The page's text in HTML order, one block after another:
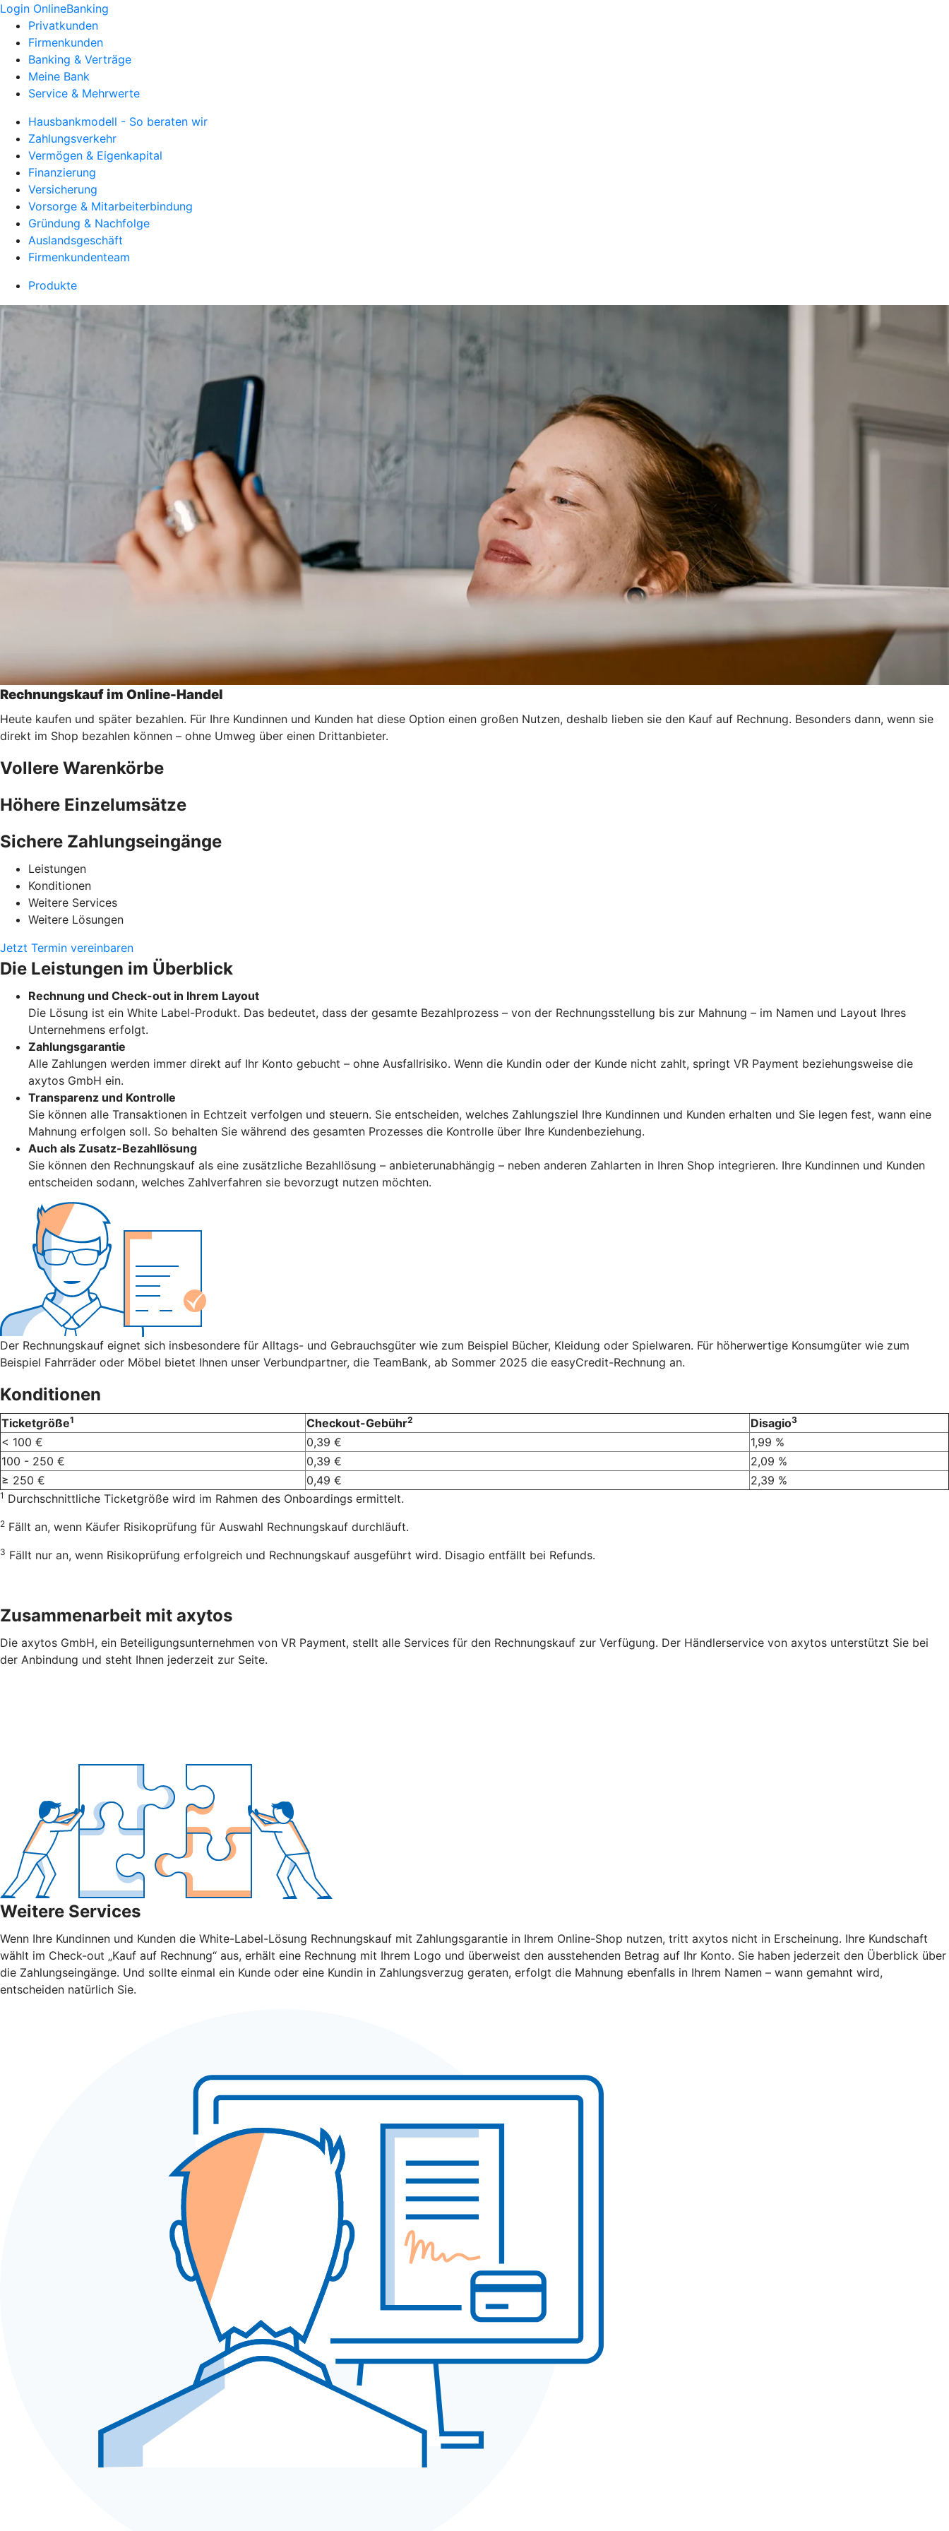
Login OnlineBanking
Privatkunden
Firmenkunden
Banking & Verträge
Meine Bank
Service & Mehrwerte
Hausbankmodell - So beraten wir
Zahlungsverkehr
Vermögen & Eigenkapital
Finanzierung
Versicherung
Vorsorge & Mitarbeiterbindung
Gründung & Nachfolge
Auslandsgeschäft
Firmenkundenteam
Produkte
Rechnungskauf im Online-Handel
Heute kaufen und später bezahlen. Für Ihre Kundinnen und Kunden hat diese Option einen großen Nutzen, deshalb lieben sie den Kauf auf Rechnung. Besonders dann, wenn sie
direkt im Shop bezahlen können – ohne Umweg über einen Drittanbieter.
Vollere Warenkörbe
Höhere Einzelumsätze
Sichere Zahlungseingänge
Leistungen
Konditionen
Weitere Services
Weitere Lösungen
Jetzt Termin vereinbaren
Die Leistungen im Überblick
Rechnung und Check-out in Ihrem Layout
Die Lösung ist ein White Label-Produkt. Das bedeutet, dass der gesamte Bezahlprozess – von der Rechnungsstellung bis zur Mahnung – im Namen und Layout Ihres
Unternehmens erfolgt.
Zahlungsgarantie
Alle Zahlungen werden immer direkt auf Ihr Konto gebucht – ohne Ausfallrisiko. Wenn die Kundin oder der Kunde nicht zahlt, springt VR Payment beziehungsweise die
axytos GmbH ein.
Transparenz und Kontrolle
Sie können alle Transaktionen in Echtzeit verfolgen und steuern. Sie entscheiden, welches Zahlungsziel Ihre Kundinnen und Kunden erhalten und Sie legen fest, wann eine
Mahnung erfolgen soll. So behalten Sie während des gesamten Prozesses die Kontrolle über Ihre Kundenbeziehung.
Auch als Zusatz-Bezahllösung
Sie können den Rechnungskauf als eine zusätzliche Bezahllösung – anbieterunabhängig – neben anderen Zahlarten in Ihren Shop integrieren. Ihre Kundinnen und Kunden
entscheiden sodann, welches Zahlverfahren sie bevorzugt nutzen möchten.
Der Rechnungskauf eignet sich insbesondere für Alltags- und Gebrauchsgüter wie zum Beispiel Bücher, Kleidung oder Spielwaren. Für höherwertige Konsumgüter wie zum
Beispiel Fahrräder oder Möbel bietet Ihnen unser Verbundpartner, die TeamBank, ab Sommer 2025 die easyCredit-Rechnung an.
Konditionen
Ticketgröße1 Checkout-Gebühr2 Disagio3
< 100 € 0,39 €
1,99 %
100 - 250 €
0,39 €
2,09 %
≥ 250 €
0,49 € 2,39 %
1 Durchschnittliche Ticketgröße wird im Rahmen des Onboardings ermittelt.
2 Fällt an, wenn Käufer Risikoprüfung für Auswahl Rechnungskauf durchläuft.
3 Fällt nur an, wenn Risikoprüfung erfolgreich und Rechnungskauf ausgeführt wird. Disagio entfällt bei Refunds.
Zusammenarbeit mit axytos
Die axytos GmbH, ein Beteiligungsunternehmen von VR Payment, stellt alle Services für den Rechnungskauf zur Verfügung. Der Händlerservice von axytos unterstützt Sie bei
der Anbindung und steht Ihnen jederzeit zur Seite.
Weitere Services
Wenn Ihre Kundinnen und Kunden die White-Label-Lösung Rechnungskauf mit Zahlungsgarantie in Ihrem Online-Shop nutzen, tritt axytos nicht in Erscheinung. Ihre Kundschaft
wählt im Check-out „Kauf auf Rechnung“ aus, erhält eine Rechnung mit Ihrem Logo und überweist den ausstehenden Betrag auf Ihr Konto. Sie haben jederzeit den Überblick über
die Zahlungseingänge. Und sollte einmal ein Kunde oder eine Kundin in Zahlungsverzug geraten, erfolgt die Mahnung ebenfalls in Ihrem Namen – wann gemahnt wird,
entscheiden natürlich Sie.